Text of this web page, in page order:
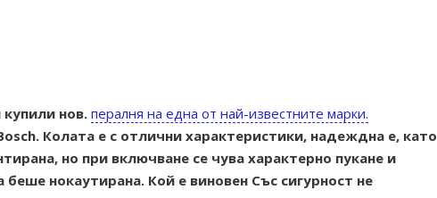
нов. пералня на една от най-известните марки.
Колата е с отлични характеристики, надеждна е, като
но при включване се чува характерно пукане и
нокаутирана. Кой е виновен Със сигурност не